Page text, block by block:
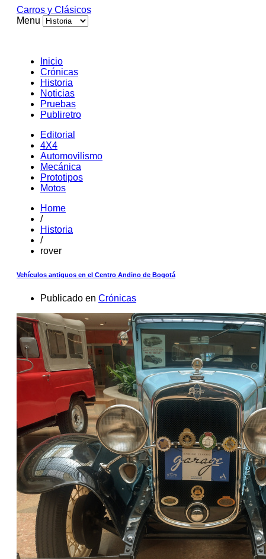
Carros y Clásicos
Menu
Inicio
Crónicas
Historia
Noticias
Pruebas
Publiretro
Editorial
4X4
Automovilismo
Mecánica
Prototipos
Motos
Home
/
Historia
/
rover
Vehículos antiguos en el Centro Andino de Bogotá
Publicado en Crónicas